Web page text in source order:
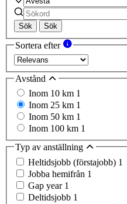
Sök Sök
Sortera efter
Avstånd
Inom 10 km 1
Inom 25 km 1
Inom 50 km 1
Inom 100 km 1
Typ av anställning
Heltidsjobb (förstajobb) 1
Jobba hemifrån 1
Gap year 1
Deltidsjobb 1